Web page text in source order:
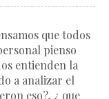
que todos
pienso
entienden la
a analizar el
eso?, ¿ que